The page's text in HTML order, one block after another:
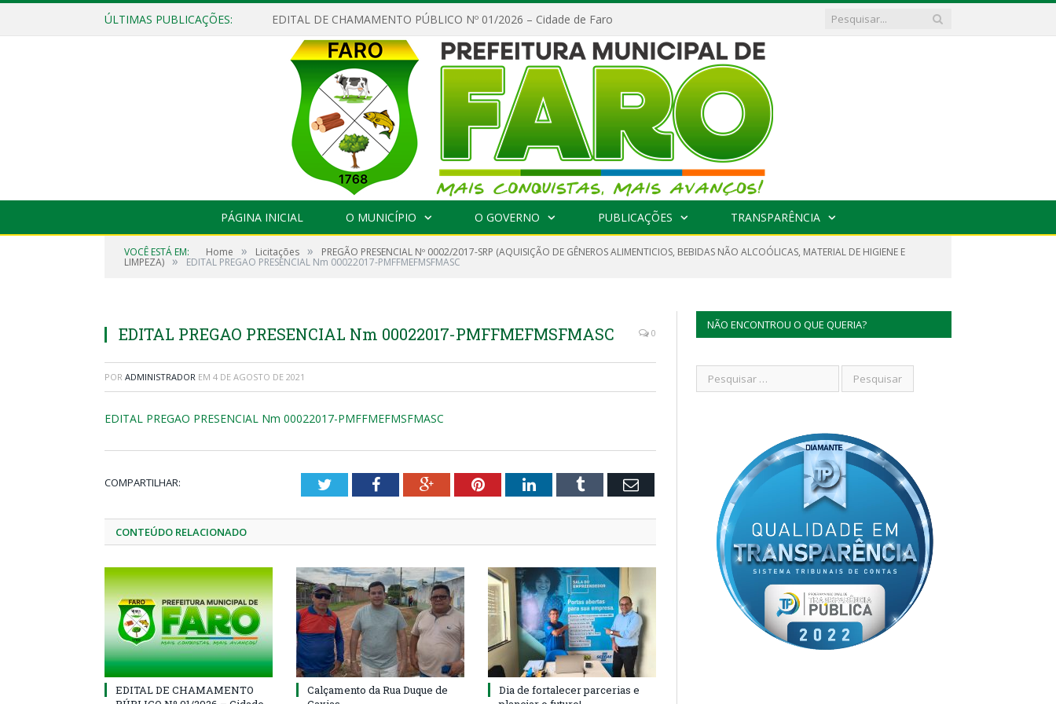
ÚLTIMAS PUBLICAÇÕES: EDITAL DE CHAMAMENTO PÚBLICO Nº 01/2026 – Cidade de Faro
PÁGINA INICIAL O MUNICÍPIO O GOVERNO PUBLICAÇÕES TRANSPARÊNCIA
VOCÊ ESTÁ EM: Home » Licitações » PREGÃO PRESENCIAL Nº 0002/2017-SRP (AQUISIÇÃO DE GÊNEROS ALIMENTICIOS, BEBIDAS NÃO ALCOÓLICAS, MATERIAL DE HIGIENE E
LIMPEZA) » EDITAL PREGAO PRESENCIAL Nm 00022017-PMFFMEFMSFMASC
EDITAL PREGAO PRESENCIAL Nm 00022017-PMFFMEFMSFMASC 0
POR ADMINISTRADOR EM 4 DE AGOSTO DE 2021
EDITAL PREGAO PRESENCIAL Nm 00022017-PMFFMEFMSFMASC
COMPARTILHAR: TwitterFacebookGoogle+PinterestLinkedInTumblr Email
CONTEÚDO RELACIONADO
EDITAL DE CHAMAMENTO
Calçamento da Rua Duque de
Dia de fortalecer parcerias e
NÃO ENCONTROU O QUE QUERIA?